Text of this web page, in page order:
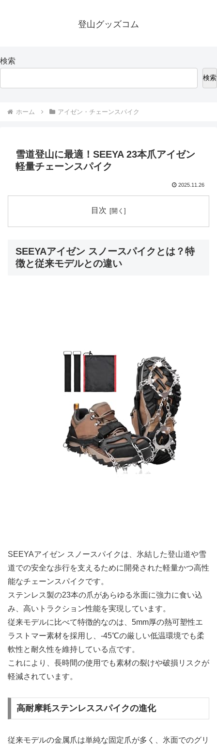
登山グッズコム
検索
検索
ホーム アイゼン・チェーンスパイク
雪道登山に最適！SEEYA 23本爪アイゼン
軽量チェーンスパイク
2025.11.26
目次
SEEYAアイゼン スノースパイクとは？特
徴と従来モデルとの違い
SEEYAアイゼン スノースパイクは、氷結した登山道や雪
道での安全な歩行を支えるために開発された軽量かつ高性
能なチェーンスパイクです。
ステンレス製の23本の爪があらゆる氷面に強力に食い込
み、高いトラクション性能を実現しています。
従来モデルに比べて特徴的なのは、5mm厚の熱可塑性エ
ラストマー素材を採用し、-45℃の厳しい低温環境でも柔
軟性と耐久性を維持している点です。
これにより、長時間の使用でも素材の裂けや破損リスクが
軽減されています。
高耐摩耗ステンレススパイクの進化
従来モデルの金属爪は単純な固定爪が多く、氷面でのグリ